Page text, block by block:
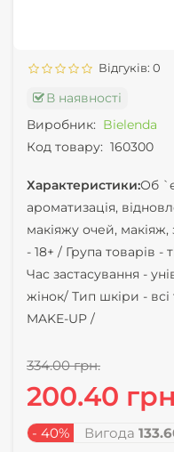
Відгуків: 0
В наявності
Виробник: Bielenda
Код товару: 160300
Характеристики:Об
ароматизація,
макіяжу очей,
- 18+ / Група товарів -
Час застасування -
жінок/ Тип шкіри -
MAKE-UP /
334.00 грн.
200.40
- 40% Вигода